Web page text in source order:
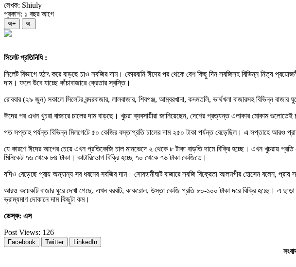
লেখক: Shiuly
প্রকাশ: ১ বছর আগে
অ+ অ-
সিলেট প্রতিনিধি :
সিলেট বিভাগে হঠাৎ করে বাড়ছে চাও সবজির দাম। কোরবানি ঈদের পর থেকে বেশ কিছু দিন সবজিসহ বিভিন্ন নিত্য
দাম। ফলে উবে যাচ্ছে কাঁচাবাজারে ক্রেতার স্বস্তি।
রোববার (২৯ জুন) সকালে সিলেটর বন্দরবাজার, লালবাজার, শিবগঞ্জ, আম্বরখানা, কদমতলি, ভার্থখলা বাজারসহ বিভিন্ন
ঈদের পর এখন খুচরা বাজারে চালের দাম বাড়ছে। খুচরা ব্যবসায়ীরা জানিয়েছেন, দেশের প্রত্যন্ত এলাকার মোকাম গুলোতেই
গত সপ্তাহ পর্যন্ত বিভিন্ন মিলগেটে ৫০ কেজির বস্তাপ্রতি চালের দাম ২৫০ টাকা পর্যন্ত বেড়েছিল। এ সপ্তাহে আরও
যে কারণে ঈদের আগের চেয়ে এখন প্রতিকেজি চাল মানভেদে ২ থেকে ৮ টাকা বাড়তি দামে বিক্রি হচ্ছে। এখন খুচরায়
মিনিকেট ৭৬ থেকে ৮৪ টাকা। কাটারিভোগ বিক্রি হচ্ছে ৭০ থেকে ৭৬ টাকা কেজিতে।
যদিও বেড়েছে প্রায় অন্যান্য সব ধরনের সবজির দাম। সোবহানীঘাট বাজারে সবজি বিক্রেতা আলমগীর হোসেন বলেন,
আরও কয়েকটি বাজার ঘুরে দেখা গেছে, এখন বরবটি, কাকরোল, উস্তা কেজি প্রতি ৮০-১০০ টাকা দরে বিক্রি হচ্ছে। এ
ভ্রাম্যমাণ দোকানে দাম কিছুটা কম।
ডেস্ক: এস
Post Views: 126
Facebook Twitter LinkedIn